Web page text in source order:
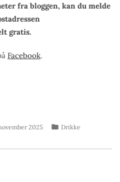
fra bloggen, kan du melde
gratis.
Facebook.
2025
Publisert
Drikke